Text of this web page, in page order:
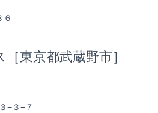
６
東京都武蔵野市］
−３−７